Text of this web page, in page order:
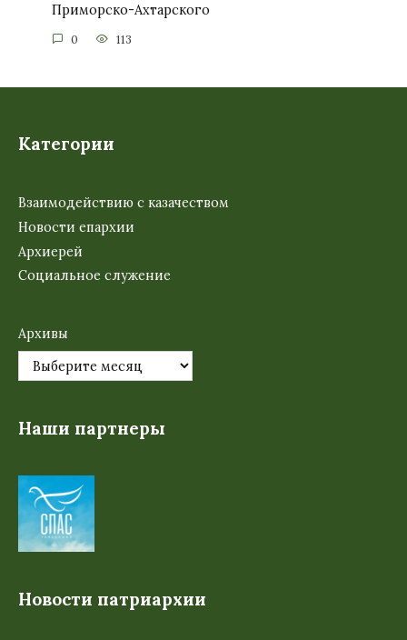
Приморско-Ахтарского
0 113
Категории
Взаимодействию с казачеством
Новости епархии
Архиерей
Социальное служение
Архивы
Наши партнеры
Новости патриархии